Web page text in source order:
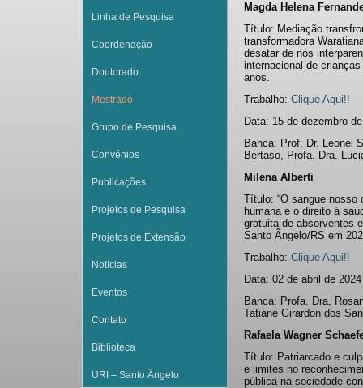
Linha de Pesquisa
Coordenação
Doutorado
Mestrado
Grupo de Pesquisa
Convênios
Publicações
Projetos de Pesquisa
Projetos de Extensão
Notícias
Eventos
Contato
Biblioteca
URI – Santo Ângelo
Magda Helena
Título: Mediação
transformadora
desatar de nós
internacional de
anos.
Trabalho: Clique Aqui!!
Data: 15 de dezembro
Banca: Prof. Dr. Leonel
Bertaso, Profa. Dra.
Milena Alberti
Título: “O sangue nosso
humana e o direito à
gratuita de absorventes
Santo Ângelo/RS em
Trabalho: Clique Aqui!!
Data: 02 de abril de 2024
Banca: Profa. Dra.
Tatiane Girardon dos
Rafaela Wagner
Título: Patriarcado e
e limites no
pública na sociedade